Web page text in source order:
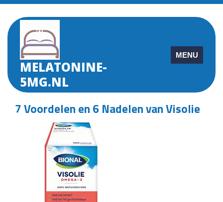
Skip
content
MELATONINE-
5MG.NL
MENU
7 Voordelen en 6 Nadelen van Visolie